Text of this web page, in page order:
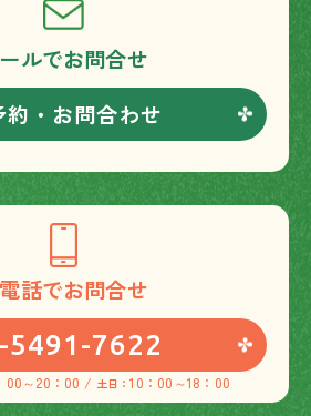
ルでお問合せ
約・お問合わせ
話でお問合せ
5491-7622
00～20：00 / 土日：10：00～18：00